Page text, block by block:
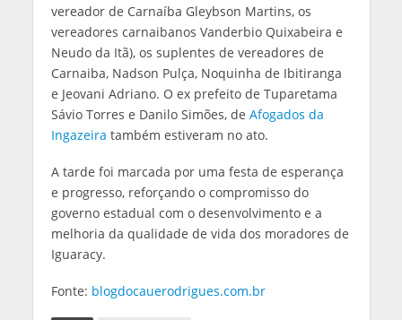
vereador de Carnaíba Gleybson Martins, os
vereadores carnaibanos Vanderbio Quixabeira e
Neudo da Itã), os suplentes de vereadores de
Carnaiba, Nadson Pulça, Noquinha de Ibitiranga
e Jeovani Adriano. O ex prefeito de Tuparetama
Sávio Torres e Danilo Simões, de Afogados da
Ingazeira também estiveram no ato.
A tarde foi marcada por uma festa de esperança
e progresso, reforçando o compromisso do
governo estadual com o desenvolvimento e a
melhoria da qualidade de vida dos moradores de
Iguaracy.
Fonte: blogdocauerodrigues.com.br